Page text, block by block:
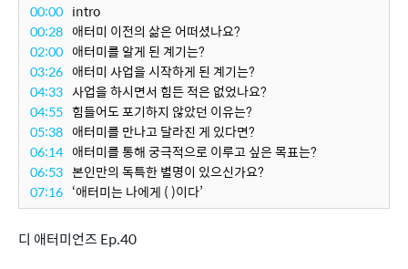
00:00 intro
00:28 애터미 이전의 삶은 어떠셨나요?
02:00 애터미를 알게 된 계기는?
03:26 애터미 사업을 시작하게 된 계기는?
04:33 사업을 하시면서 힘든 적은 없었나요?
04:55 힘들어도 포기하지 않았던 이유는?
05:38 애터미를 만나고 달라진 게 있다면?
06:14 애터미를 통해 궁극적으로 이루고 싶은 목표는?
06:53 본인만의 독특한 별명이 있으신가요?
07:16 ‘애터미는 나에게 ( )이다’
디 애터미언즈 Ep.40